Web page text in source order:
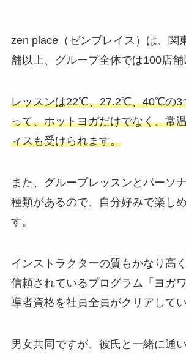
zen place（ゼンプレイス）は、関
舗以上、グループ全体では100店舗
レッスンは22℃、27.2℃、40℃の3
って、ホットヨガだけでなく、常
ィスも受けられます。
また、グループレッスンとパーソ
種類があるので、自分好みで楽し
す。
インストラクターの質もかなり高
信頼されているプログラム「ヨガ
導者資格を社員全員がクリアしてい
男女共同ですが、彼氏と一緒に通